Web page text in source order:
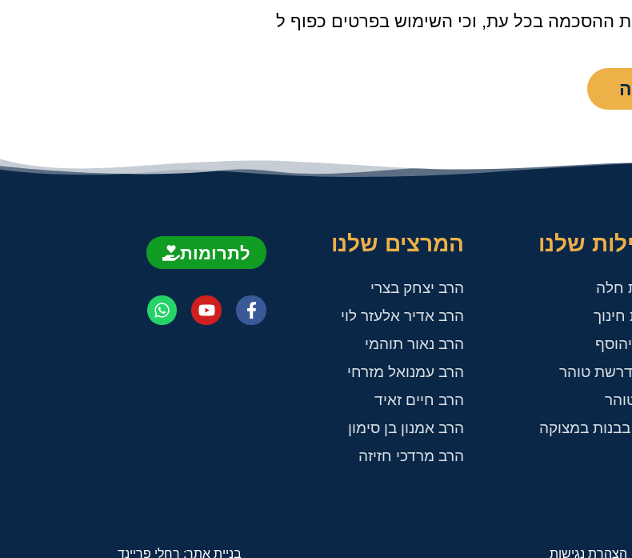
ההסכמה בכל עת, וכי השימוש בפרטים כפוף ל
שלנו
חלה
טוהר
במצוקה
המרצים שלנו
הרב יצחק בצרי
הרב אדיר אלעזר לוי
הרב נאור תוהמי
הרב עמנואל מזרחי
הרב חיים זאיד
הרב אמנון בן סימון
הרב מרדכי חזיזה
לתרומות
הצהרת נגישות בניית אתר: רחלי פריינד